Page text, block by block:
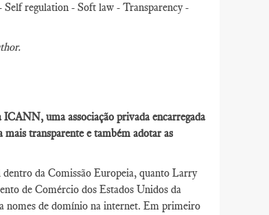
regulation - Soft law - Transparency -
uma associação privada encarregada
transparente e também adotar as
da Comissão Europeia, quanto Larry
de Comércio dos Estados Unidos da
nomes de domínio na internet. Em primeiro